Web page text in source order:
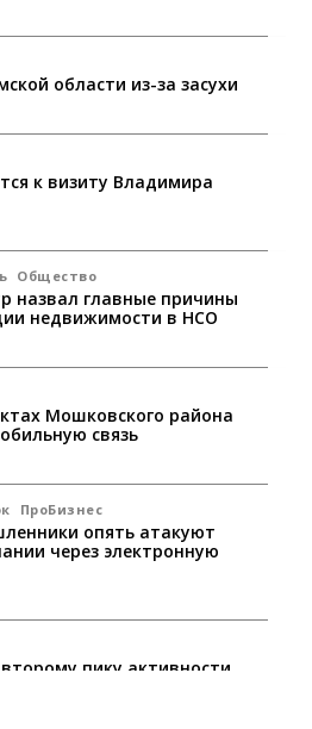
области из-за засухи
к визиту Владимира
Общество
назвал главные причины
недвижимости в НСО
Мошковского района
связь
ПроБизнес
опять атакуют
через электронную
пику активности